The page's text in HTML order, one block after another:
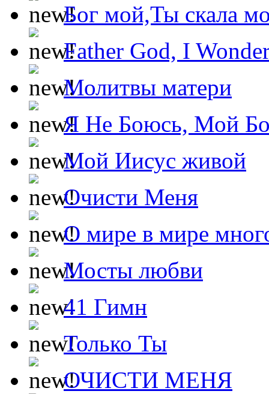
Бог мой,Ты скала
Father God, I
Молитвы матери
Я Не Боюсь, Мой
Мой Иисус живой
Очисти Меня
О мире в мире
Мосты любви
41 Гимн
Только Ты
ОЧИСТИ МЕНЯ